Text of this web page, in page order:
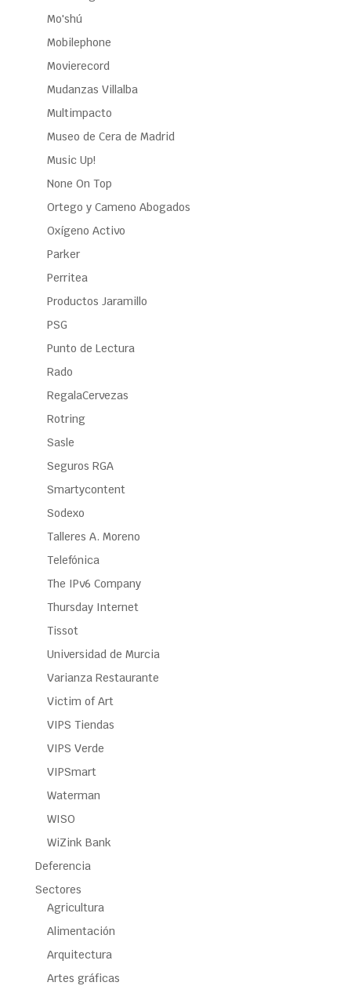
Mo'shú
Mobilephone
Movierecord
Mudanzas Villalba
Multimpacto
Museo de Cera de Madrid
Music Up!
None On Top
Ortego y Cameno Abogados
Oxígeno Activo
Parker
Perritea
Productos Jaramillo
PSG
Punto de Lectura
Rado
RegalaCervezas
Rotring
Sasle
Seguros RGA
Smartycontent
Sodexo
Talleres A. Moreno
Telefónica
The IPv6 Company
Thursday Internet
Tissot
Universidad de Murcia
Varianza Restaurante
Victim of Art
VIPS Tiendas
VIPS Verde
VIPSmart
Waterman
WISO
WiZink Bank
Deferencia
Sectores
Agricultura
Alimentación
Arquitectura
Artes gráficas